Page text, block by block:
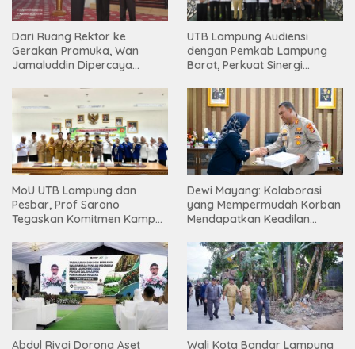
Dari Ruang Rektor ke
Gerakan Pramuka, Wan
Jamaluddin Dipercaya
UTB Lampung Audiensi
dengan Pemkab Lampung
Barat, Perkuat Sinergi
Tinggi
MoU UTB Lampung dan
Pesbar, Prof Sarono
Tegaskan Komitmen Kampus
Masyarakat
Dewi Mayang: Kolaborasi
yang Mempermudah Korban
Mendapatkan Keadilan
Abdul Rivai Dorong Aset Wali Kota Bandar Lampung